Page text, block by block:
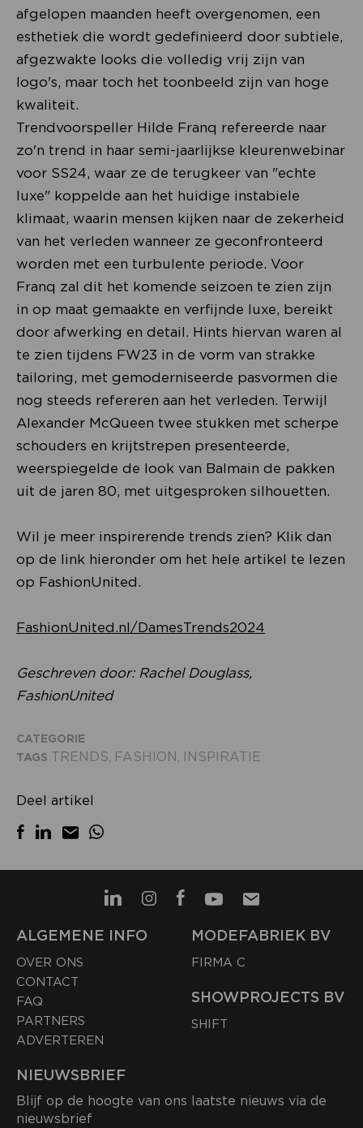
afgelopen maanden heeft overgenomen, een
esthetiek die wordt gedefinieerd door subtiele,
afgezwakte looks die volledig vrij zijn van
logo's, maar toch het toonbeeld zijn van hoge
kwaliteit.
Trendvoorspeller Hilde Franq refereerde naar
zo'n trend in haar semi-jaarlijkse kleurenwebinar
voor SS24, waar ze de terugkeer van "echte
luxe" koppelde aan het huidige instabiele
klimaat, waarin mensen kijken naar de zekerheid
van het verleden wanneer ze geconfronteerd
worden met een turbulente periode. Voor
Franq zal dit het komende seizoen te zien zijn
in op maat gemaakte en verfijnde luxe, bereikt
door afwerking en detail. Hints hiervan waren al
te zien tijdens FW23 in de vorm van strakke
tailoring, met gemoderniseerde pasvormen die
nog steeds refereren aan het verleden. Terwijl
Alexander McQueen twee stukken met scherpe
schouders en krijtstrepen presenteerde,
weerspiegelde de look van Balmain de pakken
uit de jaren 80, met uitgesproken silhouetten.
Wil je meer inspirerende trends zien? Klik dan
op de link hieronder om het hele artikel te lezen
op FashionUnited.
FashionUnited.nl/DamesTrends2024
Geschreven door: Rachel Douglass,
FashionUnited
CATEGORIE
TAGS TRENDS FASHION INSPIRATIE
Deel artikel
ALGEMENE INFO
OVER ONS
CONTACT
FAQ
PARTNERS
ADVERTEREN
MODEFABRIEK BV
FIRMA C
SHOWPROJECTS BV
SHIFT
NIEUWSBRIEF
Blijf op de hoogte van ons laatste nieuws via de
nieuwsbrief